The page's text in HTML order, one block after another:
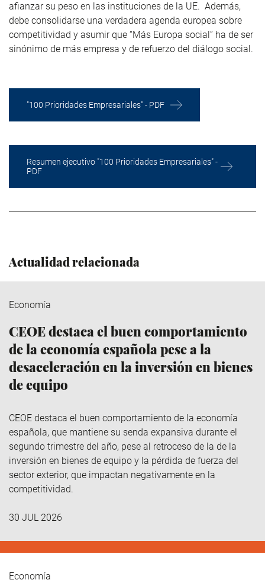
afianzar su peso en las instituciones de la UE. Además,
debe consolidarse una verdadera agenda europea sobre
competitividad y asumir que “Más Europa social” ha de ser
sinónimo de más empresa y de refuerzo del diálogo social.
"100 Prioridades Empresariales" - PDF
Resumen ejecutivo "100 Prioridades Empresariales" -
PDF
Actualidad relacionada
Economía
CEOE destaca el buen comportamiento
de la economía española pese a la
desaceleración en la inversión en bienes
de equipo
CEOE destaca el buen comportamiento de la economía
española, que mantiene su senda expansiva durante el
segundo trimestre del año, pese al retroceso de la de la
inversión en bienes de equipo y la pérdida de fuerza del
sector exterior, que impactan negativamente en la
competitividad.
30 JUL 2026
Economía